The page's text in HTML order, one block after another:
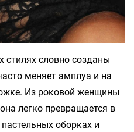
стилях словно созданы
меняет амплуа и на
Из роковой женщины
легко превращается в
оборках и